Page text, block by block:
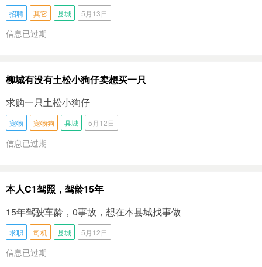
招聘 其它 县城 5月13日
信息已过期
柳城有没有土松小狗仔卖想买一只
求购一只土松小狗仔
宠物 宠物狗 县城 5月12日
信息已过期
本人C1驾照，驾龄15年
15年驾驶车龄，0事故，想在本县城找事做
求职 司机 县城 5月12日
信息已过期